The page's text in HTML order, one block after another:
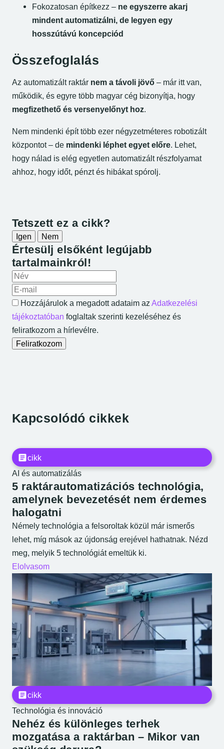
Fokozatosan építkezz – ne egyszerre akarj
mindent automatizálni, de legyen egy
hosszútávú koncepciód
Összefoglalás
Az automatizált raktár nem a távoli jövő – már itt van,
működik, és egyre több magyar cég bizonyítja, hogy
megfizethető és versenyelőnyt hoz.
Nem mindenki épít több ezer négyzetméteres robotizált
központot – de mindenki léphet egyet előre. Lehet,
hogy nálad is elég egyetlen automatizált részfolyamat
ahhoz, hogy időt, pénzt és hibákat spórolj.
Cikk interaktív űrlapjai
Értesülj elsőként legújabb
tartalmainkról!
A neved
Az e-mail címed
Hozzájárulok a megadott adataim az Adatkezelési
tájékoztatóban foglaltak szerinti kezeléséhez és
feliratkozom a hírlevélre.
Feliratkozom
Tetszett ez a cikk?
Igen Nem
Kapcsolódó cikkek
cikk
AI és automatizálás
5 raktárautomatizációs technológia,
amelynek bevezetését nem érdemes
halogatni
Némely technológia a felsoroltak közül már ismerős
lehet, míg mások az újdonság erejével hathatnak. Nézd
meg, melyik 5 technológiát emeltük ki.
Elolvasom
cikk
Technológia és innováció
Nehéz és különleges terhek
mozgatása a raktárban – Mikor van